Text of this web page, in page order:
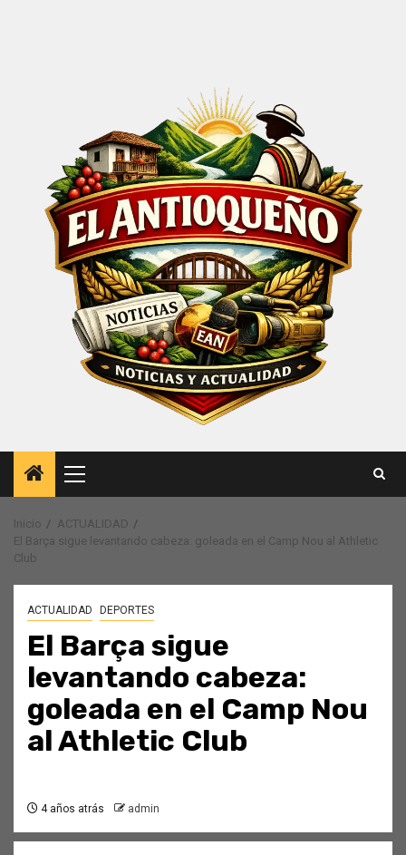
Menú
principal
Inicio
ACTUALIDAD
El Barça sigue levantando cabeza: goleada en el Camp Nou al Athletic
Club
ACTUALIDAD DEPORTES
El Barça sigue
levantando cabeza:
goleada en el Camp Nou
al Athletic Club
4 años atrás admin